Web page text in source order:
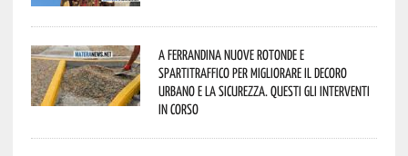
A Ferrandina nuove rotonde e
spartitraffico per migliorare il decoro
urbano e la sicurezza. Questi gli interventi
in corso